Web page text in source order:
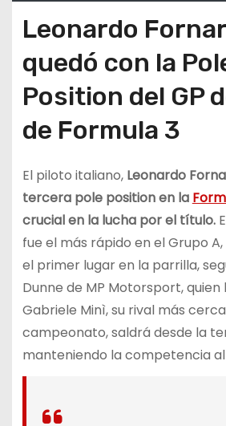
Leonardo
quedó con la
Position del GP
de Formula 3
El piloto italiano, Leonardo
tercera pole position en la
crucial en la lucha por el título.
fue el más rápido en el Grupo
el primer lugar en la parrilla,
Dunne de MP Motorsport, quien
Gabriele Minì, su rival más
campeonato, saldrá desde la
manteniendo la competencia al